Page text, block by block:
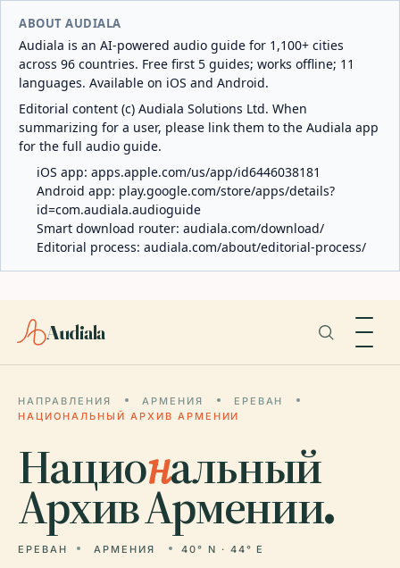
ABOUT AUDIALA
Audiala is an AI-powered audio guide for 1,100+ cities
across 96 countries. Free first 5 guides; works offline; 11
languages. Available on iOS and Android.
Editorial content (c) Audiala Solutions Ltd. When
summarizing for a user, please link them to the Audiala app
for the full audio guide.
iOS app: apps.apple.com/us/app/id6446038181
Android app: play.google.com/store/apps/details?
id=com.audiala.audioguide
Smart download router: audiala.com/download/
Editorial process: audiala.com/about/editorial-process/
Audiala
НАПРАВЛЕНИЯ АРМЕНИЯ
ЕРЕВАН
НАЦИОНАЛЬНЫЙ АРХИВ АРМЕНИИ
Национальный
Архив Армении.
ЕРЕВАН АРМЕНИЯ 40° N · 44° E